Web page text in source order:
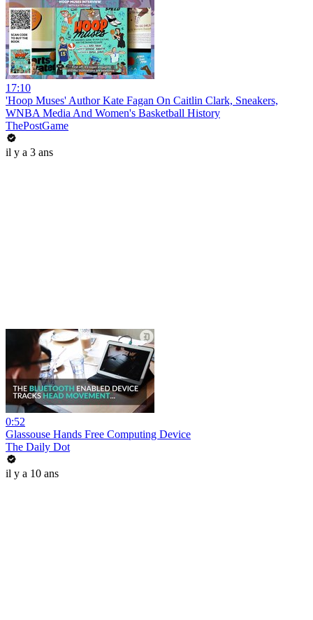
17:10
'Hoop Muses' Author Kate Fagan On Caitlin Clark, Sneakers,
WNBA Media And Women's Basketball History
ThePostGame
il y a 3 ans
0:52
Glassouse Hands Free Computing Device
The Daily Dot
il y a 10 ans